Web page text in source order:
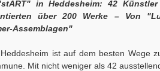
in Heddesheim: 42
über 200 Werke – Von
Assemblagen"
ist auf dem besten Wege
Mit nicht weniger als 42